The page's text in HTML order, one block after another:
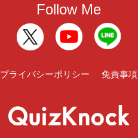
Follow Me
プライバシーポリシー 免責事項